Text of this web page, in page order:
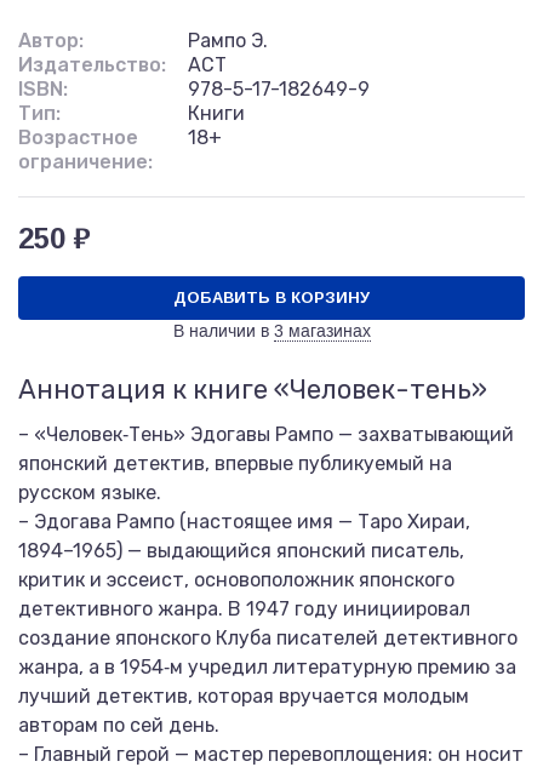
Автор:
Рампо Э.
Издательство:
АСТ
ISBN:
978-5-17-182649-9
Тип:
Книги
Возрастное
ограничение:
18+
250 ₽
ДОБАВИТЬ В КОРЗИНУ
В наличии в 3 магазинах
Аннотация к книге «Человек-тень»
– «Человек‑Тень» Эдогавы Рампо — захватывающий
японский детектив, впервые публикуемый на
русском языке.
– Эдогава Рампо (настоящее имя — Таро Хираи,
1894–1965) — выдающийся японский писатель,
критик и эссеист, основоположник японского
детективного жанра. В 1947 году инициировал
создание японского Клуба писателей детективного
жанра, а в 1954‑м учредил литературную премию за
лучший детектив, которая вручается молодым
авторам по сей день.
– Главный герой — мастер перевоплощения: он носит